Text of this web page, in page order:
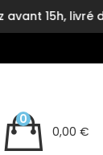
livré demain.
0,00 €
0